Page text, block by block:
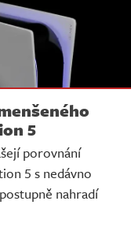
5
porovnání
5 s nedávno
nahradí